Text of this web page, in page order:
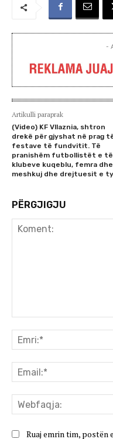
-
Artikulli paraprak
(Video) KF Vllaznia, shtron
drekë për gjyshat në prag
festave të fundvitit. Të
pranishëm futbollistët e
klubeve kuqeblu, femra dhe
meshkuj dhe drejtuesit e
PËRGJIGJU
Ruaj emrin tim, postën